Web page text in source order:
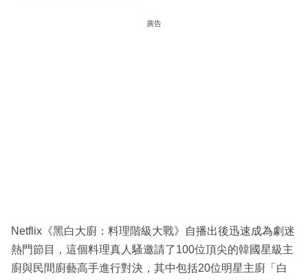
廣告
Netflix《黑白大廚：料理階級大戰》自播出後迅速成為劇迷
熱門節目，這個料理真人騷邀請了100位頂尖的韓國星級主
廚與民間廚藝高手進行對決，其中包括20位明星主廚「白